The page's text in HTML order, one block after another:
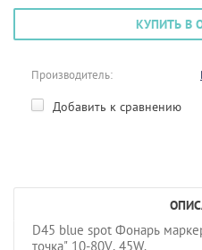
КУПИТЬ В
Производитель:
Добавить к сравнению
D45 blue spot Фонарь
точка" 10-80V, 45W.